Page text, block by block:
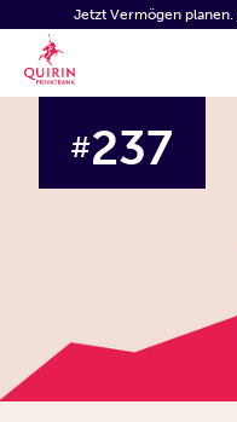
Jetzt Vermögen planen.
#237